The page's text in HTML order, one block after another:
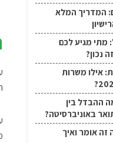
המדריך המלא
מתי מגיע לכם
נכון?
אילו משרות
ההבדל בין
באוניברסיטה?
אומר ואיך